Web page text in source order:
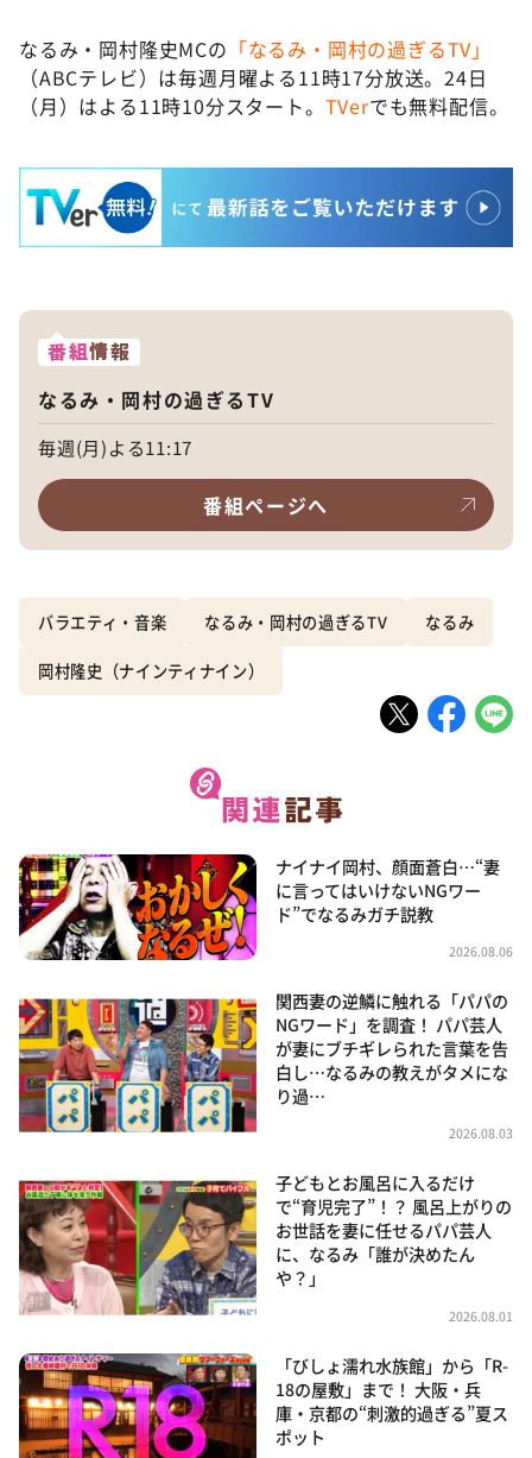
なるみ・岡村隆史MCの 「なるみ・岡村の過ぎるTV」
（ABCテレビ）は毎週月曜よる11時17分放送。24日
（月）はよる11時10分スタート。 TVerでも無料配信。
番組情報
なるみ・岡村の過ぎるTV
毎週(月)よる11:17
番組ページへ
バラエティ・音楽 なるみ・岡村の過ぎるTV なるみ
岡村隆史（ナインティナイン）
ナイナイ岡村、顔面蒼白…“妻
に言ってはいけないNGワー
ド”でなるみガチ説教
2026.08.06
関西妻の逆鱗に触れる「パパの
NGワード」を調査！ パパ芸人
が妻にブチギレられた言葉を告
白し…なるみの教えがタメにな
り過…
2026.08.03
子どもとお風呂に入るだけ
で“育児完了”！？ 風呂上がりの
お世話を妻に任せるパパ芸人
に、なるみ「誰が決めたん
や？」
2026.08.01
「びしょ濡れ水族館」から「R-
18の屋敷」まで！ 大阪・兵
庫・京都の“刺激的過ぎる”夏ス
ポット